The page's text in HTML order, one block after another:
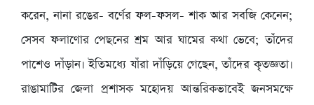
করেন, নানা রঙের- বর্ণের ফল-ফসল- শাক আর সবজি কেনেন;
সেসব ফলাণোর পেছনের শ্রম আর ঘামের কথা ভেবে; তাঁদের
পাশেও দাঁড়ান। ইতিমধ্যে যাঁরা দাঁড়িয়ে গেছেন, তাঁদের কৃতজ্ঞতা।
রাঙামাটির জেলা প্রশাসক মহোদয় আন্তরিকভাবেই জনসমক্ষে